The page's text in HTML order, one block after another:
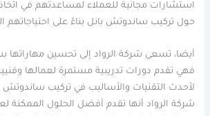
استشارات مجانية للعملاء لمساعدتهم في
حول تركيب ساندوتش بانل بناءً على احتياجاتهم
أيضا، تسعى شركة الرواد إلى تحسين
فهي تقدم دورات تدريبية مستمرة لعمالها
لأحدث التقنيات والأساليب في تركيب ساندوتش
شركة الرواد أنها تقدم أفضل الحلول الممكنة